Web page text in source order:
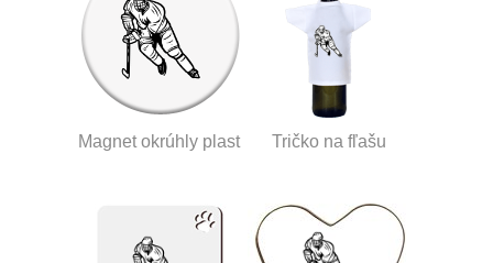
Magnet okrúhly plast Tričko na fľašu